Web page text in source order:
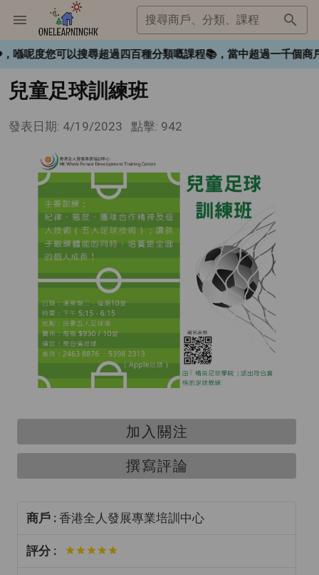
搜尋商戶、分類、課程
呢度您可以搜尋超過四百種分類嘅課程📚，當中超過一千個商
兒童足球訓練班
發表日期: 4/19/2023 點擊: 942
加入關注
撰寫評論
商戶 : 香港全人發展專業培訓中心
評分 :